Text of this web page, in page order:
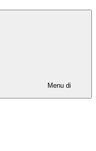
Menu di